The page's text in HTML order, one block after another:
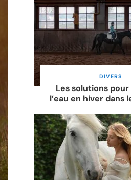
DIVERS
Les solutions
l’eau en hiver dans